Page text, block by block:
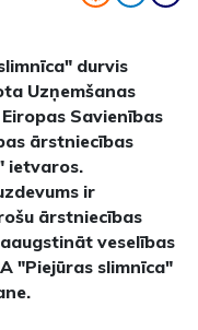
durvis
Uzņemšanas
Savienības
ārstniecības
ietvaros.
ir
ārstniecības
veselības
"Piejūras slimnīca"